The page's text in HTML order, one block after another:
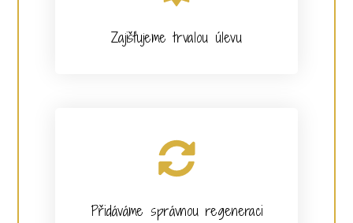
Zajišťujeme trvalou úlevu
Přidáváme správnou regeneraci